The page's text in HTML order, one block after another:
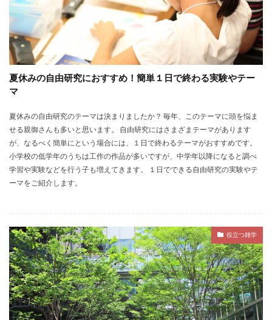
夏休みの自由研究におすすめ！簡単１日で終わる実験やテー
マ
夏休みの自由研究のテーマは決まりましたか？ 毎年、このテーマに頭を悩ま
せる親御さんも多いと思います。 自由研究にはさまざまテーマがあります
が、なるべく簡単にという場合には、１日で終わるテーマがおすすめです。
小学校の低学年のうちは工作の作品が多いですが、中学年以降になると調べ
学習や実験などを行う子も増えてきます。 １日でできる自由研究の実験やテ
ーマをご紹介します。
役立つ雑学